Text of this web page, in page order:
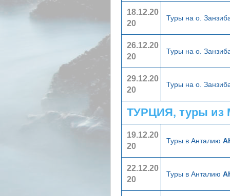
18.12.20
20
Туры на о.
26.12.20
20
Туры на о.
29.12.20
20
Туры на о.
ТУРЦИЯ, туры из
19.12.20
20
Туры в Анталию
22.12.20
20
Туры в Анталию